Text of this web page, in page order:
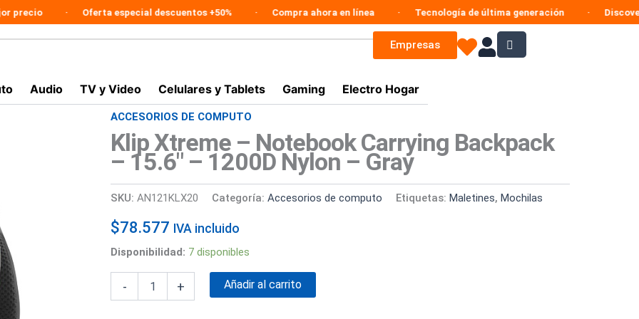
Oferta especial descuentos +50% Compra ahora en línea Tecnología de última generación Discovery
Empresas
Audio TV y Video Celulares y Tablets Gaming Electro Hogar
ACCESORIOS DE COMPUTO
Klip Xtreme – Notebook Carrying Backpack
– 15.6″ – 1200D Nylon – Gray
SKU: AN121KLX20 Categoría: Accesorios de computo Etiquetas: Maletines, Mochilas
$78.577 IVA incluido
Disponibilidad: 7 disponibles
-
Klip
Xtreme
Notebook
-
15.6"
-
1200D
Nylon
-
Gray
cantidad
+ Añadir al carrito